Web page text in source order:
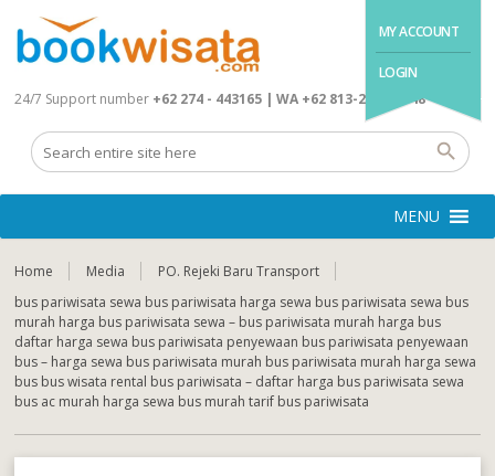
MY ACCOUNT
LOGIN
24/7 Support number +62 274 - 443165 | WA +62 813-2845-4648
MENU
Home Media
PO. Rejeki Baru Transport
bus pariwisata sewa bus pariwisata harga sewa bus pariwisata sewa bus
murah harga bus pariwisata sewa – bus pariwisata murah harga bus
daftar harga sewa bus pariwisata penyewaan bus pariwisata penyewaan
bus – harga sewa bus pariwisata murah bus pariwisata murah harga sewa
bus bus wisata rental bus pariwisata – daftar harga bus pariwisata sewa
bus ac murah harga sewa bus murah tarif bus pariwisata